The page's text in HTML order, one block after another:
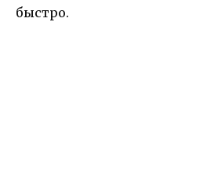
быстро.